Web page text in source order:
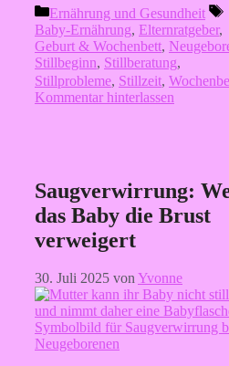
Kategorien
Ernährung und Gesundheit
Baby-Ernährung, Elternratgeber,
Geburt & Wochenbett,
Stillbeginn, Stillberatung,
Stillprobleme, Stillzeit,
Kommentar hinterlassen
Saugverwirrung:
das Baby die Brust
verweigert
30. Juli 2025 vonYvonne